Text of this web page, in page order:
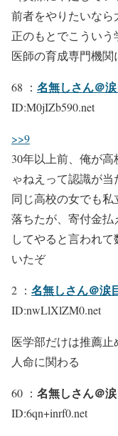
前者をやりたいな
正のもとでこうい
医師の育成専門機
68 ： 名無しさん＠涙
ID:M0jIZb590.net
>>9
30年以上前、俺が
ゃねえって認識が
同じ高校の女でも
落ちたが、寄付金払
してやると言われ
いたぞ
2 ： 名無しさん＠涙
ID:nwLlXlZM0.net
医学部だけは推薦止
人命に関わる
60 ： 名無しさん＠涙
ID:6qn+inrf0.net